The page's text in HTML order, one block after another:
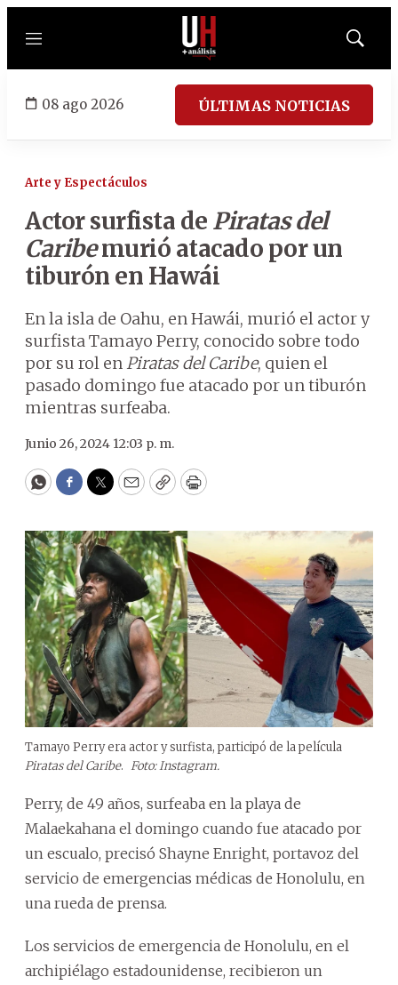
Menú
Mostrar
08 ago 2026 ÚLTIMAS NOTICIAS
Arte y Espectáculos
Actor surfista de Piratas del
Caribemurió atacado por un
tiburón en Hawái
En la isla de Oahu, en Hawái, murió el actor y
surfista Tamayo Perry, conocido sobre todo
por su rol enPiratas del Caribe, quien el
pasado domingo fue atacado por un tiburón
mientras surfeaba.
Junio 26, 2024 12:03 p. m.
WhatsApp
Facebook
Twitter
EmailCopyPrint
Tamayo Perry era actor y surfista, participó de la película
Piratas del Caribe. Foto: Instagram.
Perry, de 49 años, surfeaba en la playa de
Malaekahana el domingo cuando fue atacado por
un escualo, precisó Shayne Enright, portavoz del
servicio de emergencias médicas de Honolulu, en
una rueda de prensa.
Los servicios de emergencia de Honolulu, en el
archipiélago estadounidense, recibieron un